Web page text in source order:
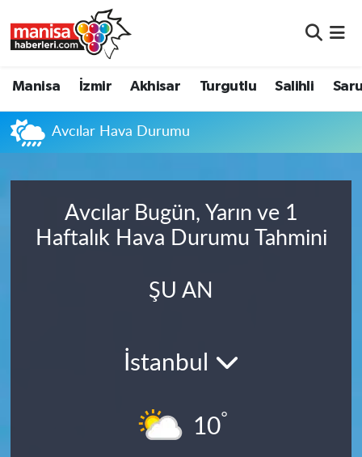
Manisa İzmir Akhisar Turgutlu Salihli
Avcılar Hava Durumu
Avcılar Bugün, Yarın ve 1
Haftalık Hava Durumu Tahmini
ŞU AN
İstanbul
10°
Akhisar
Turgutlu
Salihli
Manisa Nöbetçi Eczaneler
Manisa Namaz Vakitleri
Manisa Trafik Yoğunluk Haritası
Süper Lig Puan Durumu ve Fikstür